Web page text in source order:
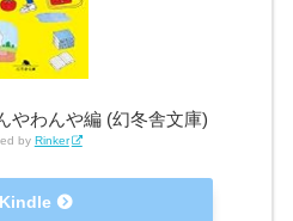
わんや編 (幻冬舎文庫)
by Rinker
Kindle